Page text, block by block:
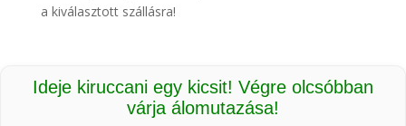
a kiválasztott szállásra!
Ideje kiruccani egy kicsit! Végre olcsóbban
várja álomutazása!